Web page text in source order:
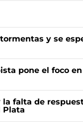
y se
pone el foco
falta de
Plata